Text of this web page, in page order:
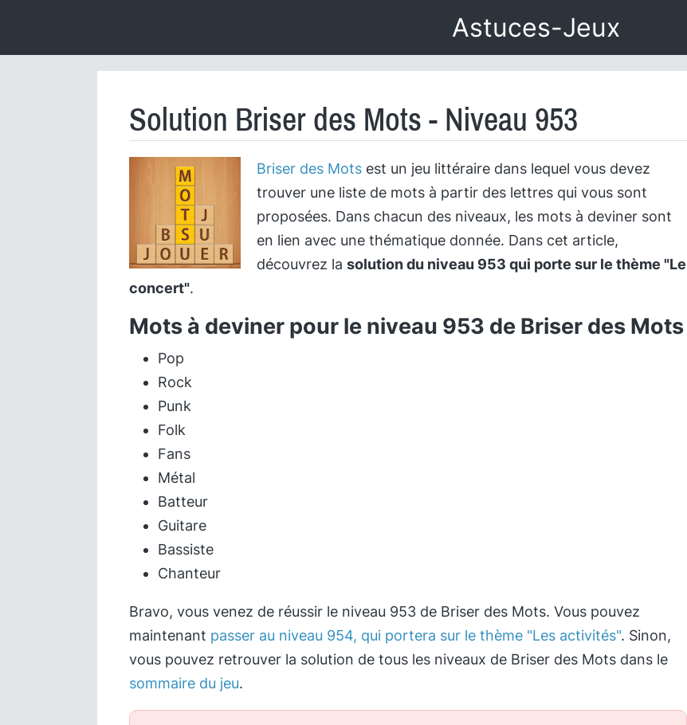
Astuces-Jeux
Solution Briser des Mots - Niveau 953
Briser des Mots est un jeu littéraire dans lequel vous devez
trouver une liste de mots à partir des lettres qui vous sont
proposées. Dans chacun des niveaux, les mots à deviner sont
en lien avec une thématique donnée. Dans cet article,
découvrez la solution du niveau 953 qui porte sur le thème "Le
concert".
Mots à deviner pour le niveau 953 de Briser des Mots
Pop
Rock
Punk
Folk
Fans
Métal
Batteur
Guitare
Bassiste
Chanteur
Bravo, vous venez de réussir le niveau 953 de Briser des Mots. Vous pouvez
maintenant passer au niveau 954, qui portera sur le thème "Les activités". Sinon,
vous pouvez retrouver la solution de tous les niveaux de Briser des Mots dans le
sommaire du jeu.